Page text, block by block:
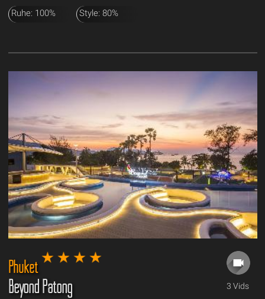
Ruhe: 100% Style: 80%
3 Vids
Phuket
Beyond Patong